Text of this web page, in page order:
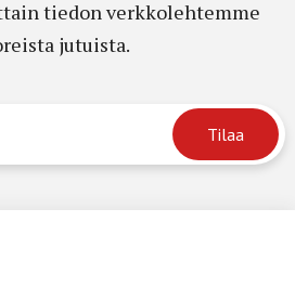
tiedon verkkolehtemme
jutuista.